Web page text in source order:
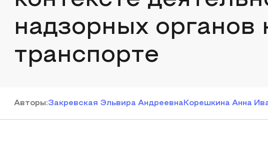
надзорных органов
транспорте
Авторы:Закревская Эльвира Андреевна Корешкина Анна